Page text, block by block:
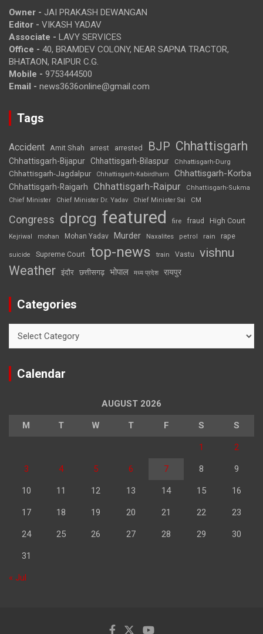
Owner - JAI PRAKASH DEWANGAN
Editor - VIKASH YADAV
Associate - LAVY SERVICES
Office - 40, BRAMDEV COLONY, NEAR SAPNA TRACTOR,
BHATAON, RAIPUR C.G.
Mobile - 9753444500
Email - news3636online@gmail.com
Tags
Accident Amit Shah arrest arrested BJP Chhattisgarh
Chhattisgarh-Bijapur Chhattisgarh-Bilaspur Chhattisgarh-Durg
Chhattisgarh-Jagdalpur Chhattisgarh-Kabirdham Chhattisgarh-Korba
Chhattisgarh-Raigarh Chhattisgarh-Raipur
Chhattisgarh-Sukma
Chief Minister
Chief Minister Dr. Yadav Chief Minister Sai CM
Congress dprcg featured fire fraud High Court
Kejriwal mohan Mohan Yadav Murder Naxalites petrol rain rape
suicide Supreme Court top-news train Vastu vishnu
Weather इंदौर छत्तीसगढ़ भोपाल मध्य प्रदेश रायपुर
Categories
Calendar
AUGUST 2026
M T W T F S S
1 2
3 4 5 6 7 8 9
10 11 12 13 14 15 16
17 18 19 20 21 22 23
24 25 26 27 28 29 30
31
« Jul